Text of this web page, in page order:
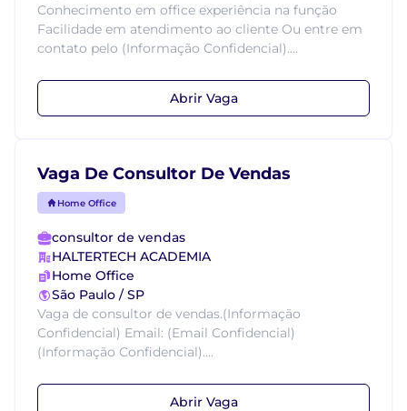
Conhecimento em office experiência na função
Facilidade em atendimento ao cliente Ou entre em
contato pelo (Informação Confidencial)....
Abrir Vaga
Vaga De Consultor De Vendas
Home Office
consultor de vendas
HALTERTECH ACADEMIA
Home Office
São Paulo / SP
Vaga de consultor de vendas.(Informação
Confidencial) Email: (Email Confidencial)
(Informação Confidencial)....
Abrir Vaga